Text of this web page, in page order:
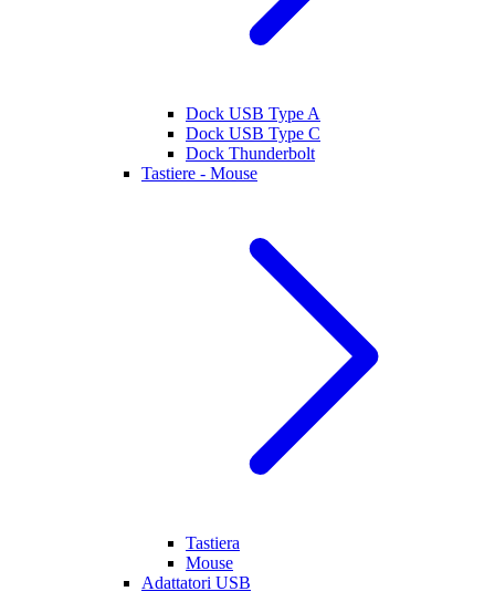
Dock USB Type A
Dock USB Type C
Dock Thunderbolt
Tastiere - Mouse
Tastiera
Mouse
Adattatori USB